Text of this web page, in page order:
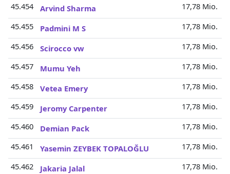
45.454
Arvind Sharma
17,78 Mio.
45.455
Padmini M S
17,78 Mio.
45.456
Scirocco vw
17,78 Mio.
45.457
Mumu Yeh
17,78 Mio.
45.458
Vetea Emery
17,78 Mio.
45.459
Jeromy Carpenter
17,78 Mio.
45.460
Demian Pack
17,78 Mio.
45.461
Yasemin ZEYBEK TOPALOĞLU
17,78 Mio.
45.462
Jakaria Jalal
17,78 Mio.